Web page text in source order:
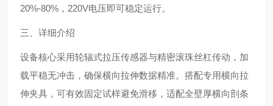
20%-80%，220V电压即可稳定运行。
三、详细介绍
设备核心采用轮辐式拉压传感器与精密滚珠丝杠传动，加
载平稳无冲击，确保横向拉伸数据精准。搭配专用横向拉
伸夹具，可有效固定试样避免滑移，适配全壁厚横向剖条